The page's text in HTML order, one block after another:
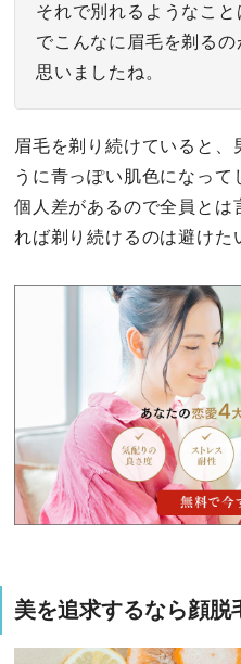
それで別れるようなこ
でこんなに眉毛を剃る
思いましたね。
眉毛を剃り続けていると、
うに青っぽい肌色になって
個人差があるので全員とは
れば剃り続けるのは避けた
美を追求するなら顔脱